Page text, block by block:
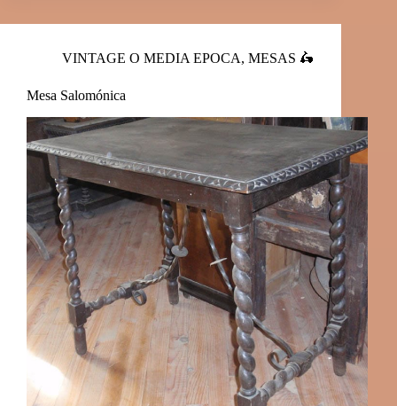
VINTAGE O MEDIA EPOCA, MESAS 🛵
Mesa Salomónica